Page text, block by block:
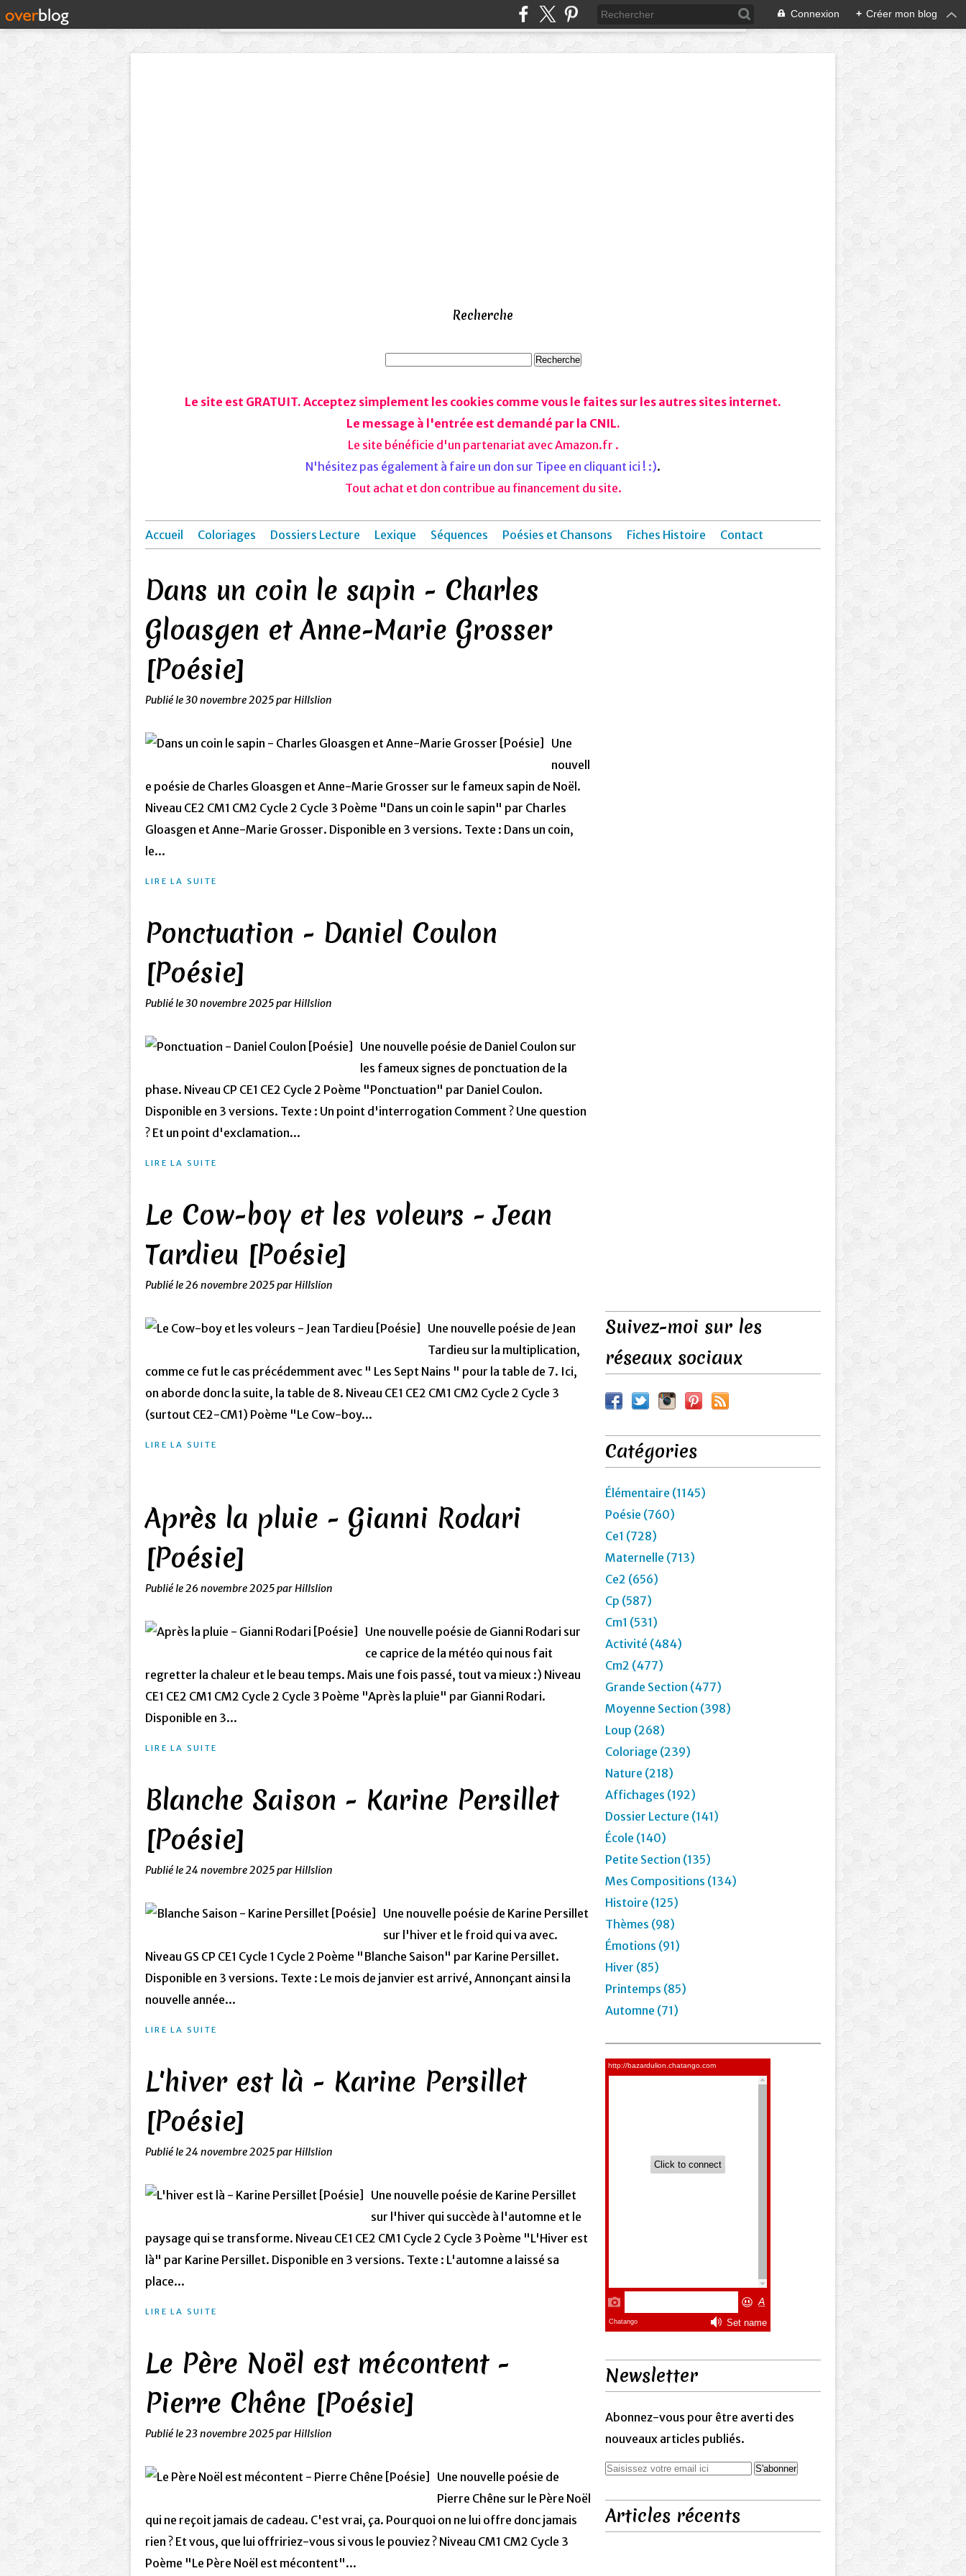
Connexion + Créer mon blog
Recherche
Le site est GRATUIT. Acceptez simplement les cookies comme vous le faites sur les autres sites internet.
Le message à l'entrée est demandé par la CNIL.
Le site bénéficie d'un partenariat avec Amazon.fr .
N'hésitez pas également à faire un don sur Tipee en cliquant ici ! :).
Tout achat et don contribue au financement du site.
Accueil Coloriages Dossiers Lecture Lexique Séquences Poésies et Chansons Fiches Histoire Contact
Dans un coin le sapin - Charles
Gloasgen et Anne-Marie Grosser
[Poésie]
Publié le30 novembre 2025par Hillslion
Une
nouvell
e poésie de Charles Gloasgen et Anne-Marie Grosser sur le fameux sapin de Noël.
Niveau CE2 CM1 CM2 Cycle 2 Cycle 3 Poème "Dans un coin le sapin" par Charles
Gloasgen et Anne-Marie Grosser. Disponible en 3 versions. Texte : Dans un coin,
le...
LIRE LA SUITE
Ponctuation - Daniel Coulon
[Poésie]
Publié le30 novembre 2025par Hillslion
Une nouvelle poésie de Daniel Coulon sur
les fameux signes de ponctuation de la
phase. Niveau CP CE1 CE2 Cycle 2 Poème "Ponctuation" par Daniel Coulon.
Disponible en 3 versions. Texte : Un point d'interrogation Comment ? Une question
? Et un point d'exclamation...
LIRE LA SUITE
Le Cow-boy et les voleurs - Jean
Tardieu [Poésie]
Publié le26 novembre 2025par Hillslion
Une nouvelle poésie de Jean
Tardieu sur la multiplication,
comme ce fut le cas précédemment avec " Les Sept Nains " pour la table de 7. Ici,
on aborde donc la suite, la table de 8. Niveau CE1 CE2 CM1 CM2 Cycle 2 Cycle 3
(surtout CE2-CM1) Poème "Le Cow-boy...
LIRE LA SUITE
Après la pluie - Gianni Rodari
[Poésie]
Publié le26 novembre 2025par Hillslion
Une nouvelle poésie de Gianni Rodari sur
ce caprice de la météo qui nous fait
regretter la chaleur et le beau temps. Mais une fois passé, tout va mieux :) Niveau
CE1 CE2 CM1 CM2 Cycle 2 Cycle 3 Poème "Après la pluie" par Gianni Rodari.
Disponible en 3...
LIRE LA SUITE
Blanche Saison - Karine Persillet
[Poésie]
Publié le24 novembre 2025par Hillslion
Une nouvelle poésie de Karine Persillet
sur l'hiver et le froid qui va avec.
Niveau GS CP CE1 Cycle 1 Cycle 2 Poème "Blanche Saison" par Karine Persillet.
Disponible en 3 versions. Texte : Le mois de janvier est arrivé, Annonçant ainsi la
nouvelle année...
LIRE LA SUITE
L'hiver est là - Karine Persillet
[Poésie]
Publié le24 novembre 2025par Hillslion
Une nouvelle poésie de Karine Persillet
sur l'hiver qui succède à l'automne et le
paysage qui se transforme. Niveau CE1 CE2 CM1 Cycle 2 Cycle 3 Poème "L'Hiver est
là" par Karine Persillet. Disponible en 3 versions. Texte : L'automne a laissé sa
place...
LIRE LA SUITE
Le Père Noël est mécontent -
Pierre Chêne [Poésie]
Publié le23 novembre 2025par Hillslion
Une nouvelle poésie de
Pierre Chêne sur le Père Noël
qui ne reçoit jamais de cadeau. C'est vrai, ça. Pourquoi on ne lui offre donc jamais
rien ? Et vous, que lui offririez-vous si vous le pouviez ? Niveau CM1 CM2 Cycle 3
Poème "Le Père Noël est mécontent"...
Suivez-moi sur les
réseaux sociaux
Catégories
Élémentaire (1145)
Poésie (760)
Ce1 (728)
Maternelle (713)
Ce2 (656)
Cp (587)
Cm1 (531)
Activité (484)
Cm2 (477)
Grande Section (477)
Moyenne Section (398)
Loup (268)
Coloriage (239)
Nature (218)
Affichages (192)
Dossier Lecture (141)
École (140)
Petite Section (135)
Mes Compositions (134)
Histoire (125)
Thèmes (98)
Émotions (91)
Hiver (85)
Printemps (85)
Automne (71)
Newsletter
Abonnez-vous pour être averti des
nouveaux articles publiés.
Articles récents